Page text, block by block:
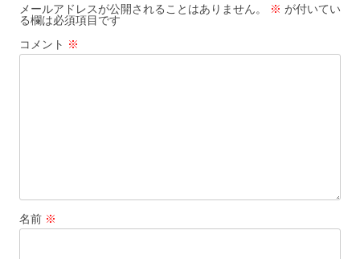
メールアドレスが公開されることはありません。 ※ が付いてい
る欄は必須項目です
コメント ※
名前 ※